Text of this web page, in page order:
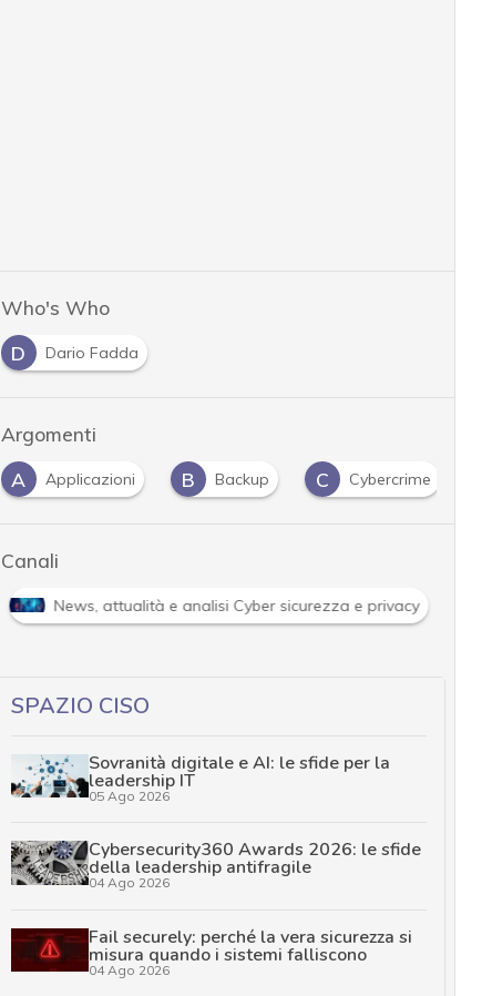
Who's Who
D
Dario Fadda
Argomenti
A Applicazioni B Backup C Cybercrime
Canali
News, attualità e analisi Cyber sicurezza e privacy
SPAZIO CISO
Sovranità digitale e AI: le sfide per la
leadership IT
05 Ago 2026
Cybersecurity360 Awards 2026: le sfide
della leadership antifragile
04 Ago 2026
Fail securely: perché la vera sicurezza si
misura quando i sistemi falliscono
04 Ago 2026